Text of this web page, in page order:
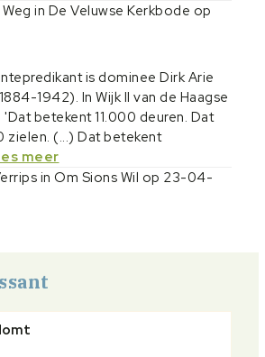
Weg in De Veluwse Kerkbode op
is dominee Dirk Arie
1942). In Wijk II van de Haagse
betekent 11.000 deuren. Dat
(...) Dat betekent
meer
in Om Sions Wil op 23-04-